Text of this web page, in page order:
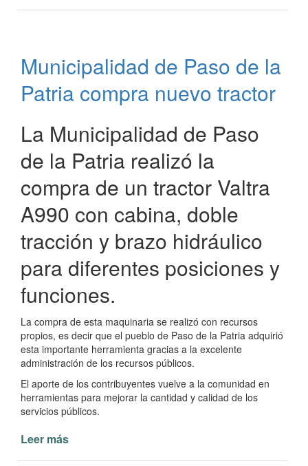
viviendas
en
Paso
Patria
Municipalidad de Paso de la
Patria compra nuevo tractor
La Municipalidad de Paso
de la Patria realizó la
compra de un tractor Valtra
A990 con cabina, doble
tracción y brazo hidráulico
para diferentes posiciones y
funciones.
La compra de esta maquinaria se realizó con recursos
propios, es decir que el pueblo de Paso de la Patria adquirió
esta importante herramienta gracias a la excelente
administración de los recursos públicos.
El aporte de los contribuyentes vuelve a la comunidad en
herramientas para mejorar la cantidad y calidad de los
servicios públicos.
Leer más